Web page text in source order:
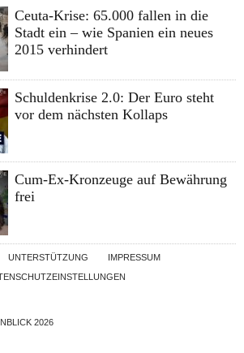
Ceuta-Krise: 65.000 fallen in die
Stadt ein – wie Spanien ein neues
2015 verhindert
Schuldenkrise 2.0: Der Euro steht
vor dem nächsten Kollaps
Cum-Ex-Kronzeuge auf Bewährung
frei
UNTERSTÜTZUNG
IMPRESSUM
2026